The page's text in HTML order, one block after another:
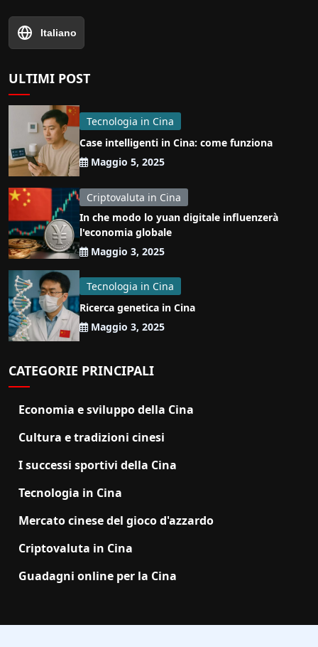
Italiano
ULTIMI POST
Tecnologia in Cina
Case intelligenti in Cina: come funziona
Maggio 5, 2025
Criptovaluta in Cina
In che modo lo yuan digitale influenzerà
l'economia globale
Maggio 3, 2025
Tecnologia in Cina
Ricerca genetica in Cina
Maggio 3, 2025
CATEGORIE PRINCIPALI
Economia e sviluppo della Cina
Cultura e tradizioni cinesi
I successi sportivi della Cina
Tecnologia in Cina
Mercato cinese del gioco d'azzardo
Criptovaluta in Cina
Guadagni online per la Cina